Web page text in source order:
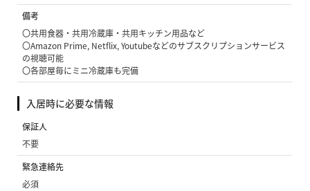
備考
〇共用食器・共用冷蔵庫・共用キッチン用品など
〇Amazon Prime, Netflix, Youtubeなどのサブスクリプションサービス
の視聴可能
〇各部屋毎にミニ冷蔵庫も完備
入居時に必要な情報
保証人
不要
緊急連絡先
必須